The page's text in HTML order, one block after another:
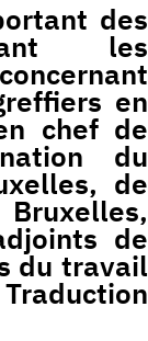
des
les
en
chef de
du
de
de
du travail